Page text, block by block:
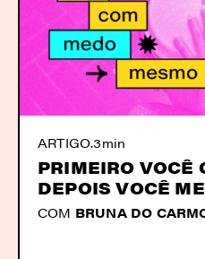
ARTIGO.3min
PRIMEIRO VOCÊ
DEPOIS VOCÊ
COM BRUNA DO